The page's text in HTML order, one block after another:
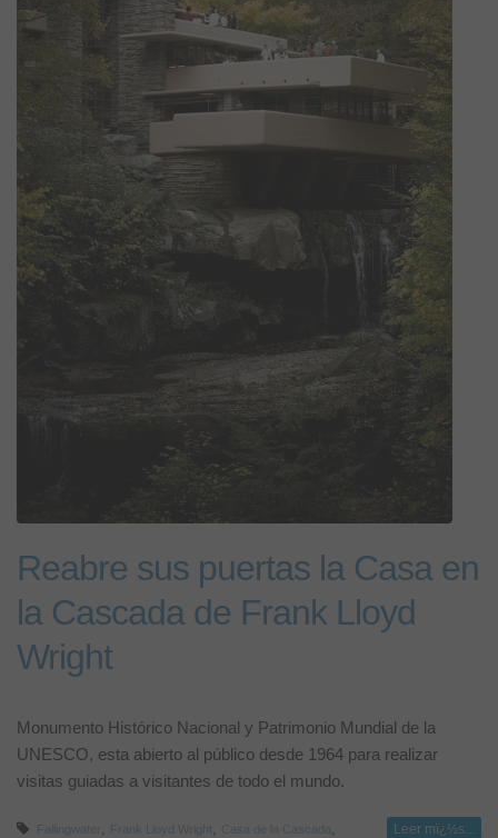
Reabre sus puertas la Casa en
la Cascada de Frank Lloyd
Wright
Monumento Histórico Nacional y Patrimonio Mundial de la
UNESCO, esta abierto al público desde 1964 para realizar
visitas guiadas a visitantes de todo el mundo.
Fallingwater Frank Lloyd Wright Casa de la Cascada Leer mï¿½s...